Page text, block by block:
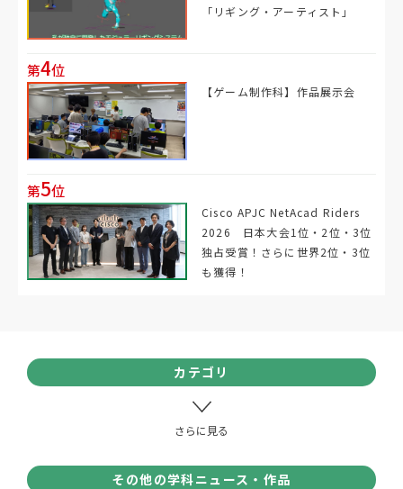
カテゴリ
その他の学科ニュース・作品
「リギング・アーティスト」
第4位
【ゲーム制作科】作品展示会
第5位
Cisco APJC NetAcad Riders
2026 日本大会1位・2位・3位
独占受賞！さらに世界2位・3位
も獲得！